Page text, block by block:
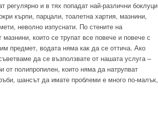
регулярно и в тях попадат най-различни боклуци
кърпи, парцали, тоалетна хартия, мазнини,
неволно изпуснати. По стените на
които се трупат все повече и повече с
предмет, водата няма как да се оттича. Ако
да се възползвате от нашата услуга –
полипропилен, които няма да натрупват
шансът да имате проблеми е много по-малък,